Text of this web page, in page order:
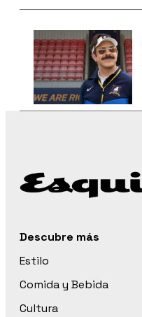
Descubre más
Estilo
Comida y Bebida
Cultura